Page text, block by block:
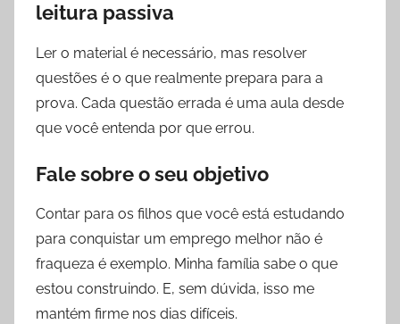
leitura passiva
Ler o material é necessário, mas resolver
questões é o que realmente prepara para a
prova. Cada questão errada é uma aula desde
que você entenda por que errou.
Fale sobre o seu objetivo
Contar para os filhos que você está estudando
para conquistar um emprego melhor não é
fraqueza é exemplo. Minha família sabe o que
estou construindo. E, sem dúvida, isso me
mantém firme nos dias difíceis.